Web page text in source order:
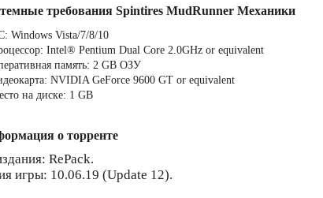
требования Spintires MudRunner Механики
Windows Vista/7/8/10
Intel® Pentium Dual Core 2.0GHz or equivalent
память: 2 GB ОЗУ
NVIDIA GeForce 9600 GT or equivalent
на диске: 1 GB
о торренте
RePack.
игры: 10.06.19 (Update 12).